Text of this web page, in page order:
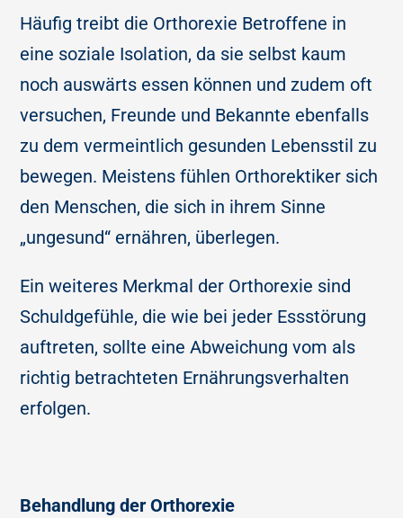
Häufig treibt die Orthorexie Betroffene in
eine soziale Isolation, da sie selbst kaum
noch auswärts essen können und zudem oft
versuchen, Freunde und Bekannte ebenfalls
zu dem vermeintlich gesunden Lebensstil zu
bewegen. Meistens fühlen Orthorektiker sich
den Menschen, die sich in ihrem Sinne
„ungesund“ ernähren, überlegen.
Ein weiteres Merkmal der Orthorexie sind
Schuldgefühle, die wie bei jeder Essstörung
auftreten, sollte eine Abweichung vom als
richtig betrachteten Ernährungsverhalten
erfolgen.
Behandlung der Orthorexie